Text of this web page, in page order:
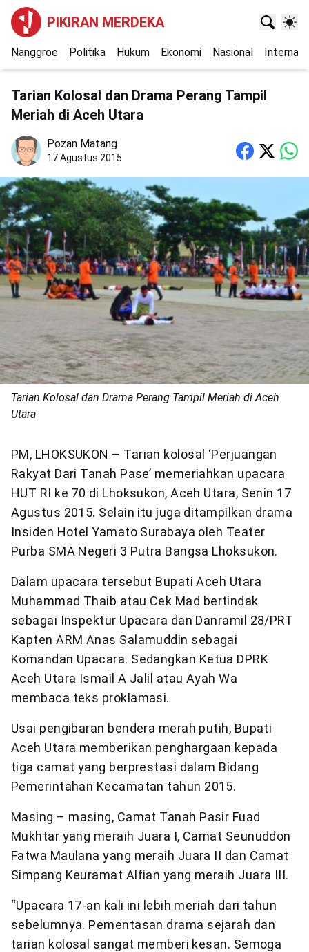
PIKIRAN MERDEKA
Nanggroe Politika Hukum Ekonomi Nasional
Tarian Kolosal dan Drama Perang Tampil
Meriah di Aceh Utara
Pozan Matang
17 Agustus 2015
Tarian Kolosal dan Drama Perang Tampil Meriah di Aceh
Utara
PM, LHOKSUKON – Tarian kolosal ‘Perjuangan
Rakyat Dari Tanah Pase’ memeriahkan upacara
HUT RI ke 70 di Lhoksukon, Aceh Utara, Senin 17
Agustus 2015. Selain itu juga ditampilkan drama
Insiden Hotel Yamato Surabaya oleh Teater
Purba SMA Negeri 3 Putra Bangsa Lhoksukon.
Dalam upacara tersebut Bupati Aceh Utara
Muhammad Thaib atau Cek Mad bertindak
sebagai Inspektur Upacara dan Danramil 28/PRT
Kapten ARM Anas Salamuddin sebagai
Komandan Upacara. Sedangkan Ketua DPRK
Aceh Utara Ismail A Jalil atau Ayah Wa
membaca teks proklamasi.
Usai pengibaran bendera merah putih, Bupati
Aceh Utara memberikan penghargaan kepada
tiga camat yang berprestasi dalam Bidang
Pemerintahan Kecamatan tahun 2015.
Masing – masing, Camat Tanah Pasir Fuad
Mukhtar yang meraih Juara I, Camat Seunuddon
Fatwa Maulana yang meraih Juara II dan Camat
Simpang Keuramat Alfian yang meraih Juara III.
“Upacara 17-an kali ini lebih meriah dari tahun
sebelumnya. Pementasan drama sejarah dan
tarian kolosal sangat memberi kesan. Semoga